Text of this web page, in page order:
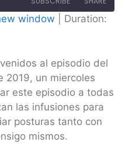
window
Duration:
al episodio del
2019, un miercoles
este episodio a todas
las infusiones para
posturas tanto con
mismos.